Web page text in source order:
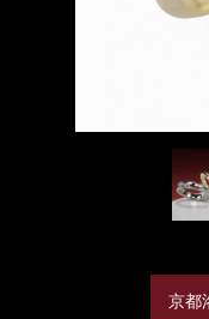
京都